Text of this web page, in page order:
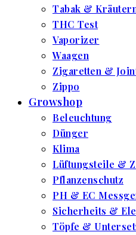
Tabak &
THC Test
Vaporizer
Waagen
Zigaretten &
Zippo
Growshop
Beleuchtung
Dünger
Klima
Lüftungsteile &
Pflanzenschutz
PH & EC
Sicherheits &
Töpfe &